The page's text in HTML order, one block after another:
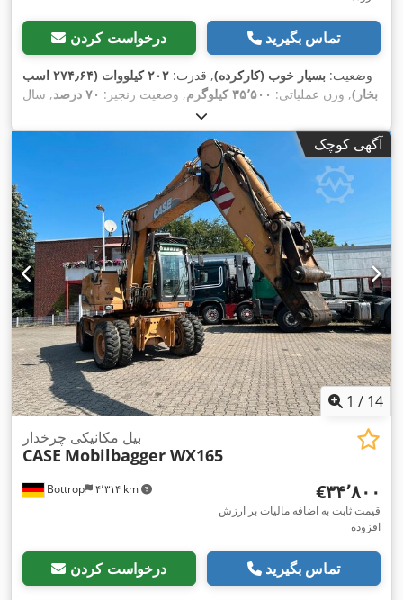
درخواست کردن تماس بگیرید
وضعیت: بسیار خوب (کارکرده), قدرت:
۲۰۲ کیلووات (۲۷۴٫۶۴ اسب
بخار), وزن عملیاتی: ۳۵٬۵۰۰ کیلوگرم , وضعیت زنجیر: ۷۰ درصد
, سال
ساخت:
آگهی کوچک
1 / 14
Bottrop ۴٬۳۱۴ km
بیل مکانیکی چرخدار
CASE Mobilbagger WX165
‎€۳۴٬۸۰۰
قیمت ثابت به اضافه مالیات بر ارزش
افزوده
درخواست کردن تماس بگیرید